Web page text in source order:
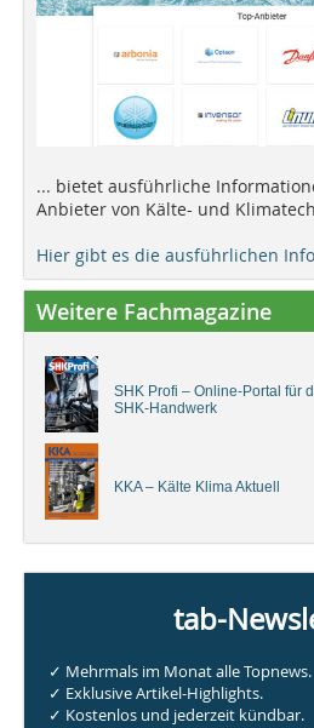
... bietet ausführliche
Anbieter von Kälte- und
Hier gibt es die ausführlichen
Weitere Fachmagazine
SHK Profi – Online-Portal für
SHK-Handwerk
KKA – Kälte Klima Aktuell
tab-
✓ Mehrmals im Monat alle Topnews.
✓ Exklusive Artikel-Highlights.
✓ Kostenlos und jederzeit kündbar.